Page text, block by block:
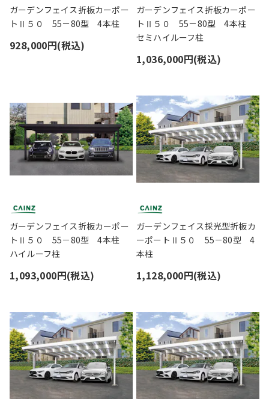
ガーデンフェイス折板カーポー
トⅡ５０ 55－80型 4本柱
928,000円(税込)
ガーデンフェイス折板カーポー
トⅡ５０ 55－80型 4本柱
セミハイルーフ柱
1,036,000円(税込)
ガーデンフェイス折板カーポー
トⅡ５０ 55－80型 4本柱
ハイルーフ柱
1,093,000円(税込)
ガーデンフェイス採光型折板カ
ーポートⅡ５０ 55－80型 4
本柱
1,128,000円(税込)